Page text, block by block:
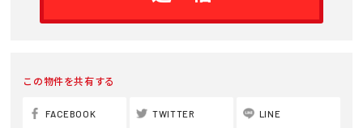
この物件を共有する
FACEBOOK TWITTER LINE